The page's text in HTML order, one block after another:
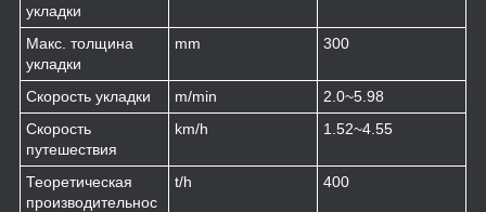
укладки
Макс. толщина
укладки
mm 300
Скорость укладки m/min
2.0~5.98
Скорость
путешествия
km/h 1.52~4.55
Теоретическая
производительнос
t/h 400